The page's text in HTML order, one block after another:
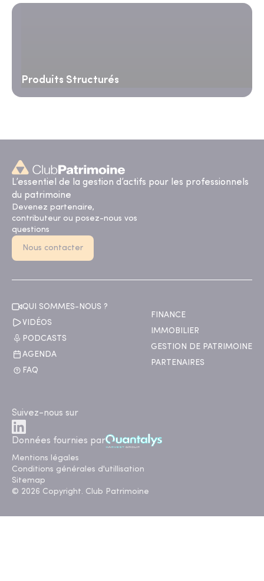
Produits Structurés
L’essentiel de la gestion d’actifs pour les professionnels
du patrimoine
Devenez partenaire,
contributeur ou posez-nous vos
questions
Nous contacter
QUI SOMMES-NOUS ?
VIDÉOS
PODCASTS
AGENDA
FAQ
FINANCE
IMMOBILIER
GESTION DE PATRIMOINE
PARTENAIRES
Suivez-nous sur
Données fournies par
Mentions légales
Conditions générales d'utillisation
Sitemap
© 2026 Copyright. Club Patrimoine